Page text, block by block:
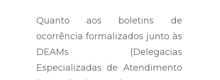
Quanto aos boletins de
ocorrência formalizados junto às
DEAMs (Delegacias